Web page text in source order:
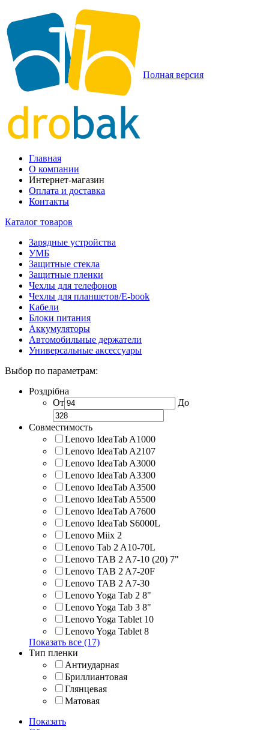
Полная версия
Главная
О компании
Интернет-магазин
Оплата и доставка
Контакты
Каталог товаров
Зарядные устройства
УМБ
Защитные стекла
Защитные пленки
Чехлы для телефонов
Чехлы для планшетов/E-book
Кабели
Блоки питания
Аккумуляторы
Автомобильные держатели
Универсальные аксессуары
Выбор по параметрам:
Роздрібна
От
До
Совместимость
Lenovo IdeaTab A1000
Lenovo IdeaTab A2107
Lenovo IdeaTab A3000
Lenovo IdeaTab A3300
Lenovo IdeaTab A3500
Lenovo IdeaTab A5500
Lenovo IdeaTab A7600
Lenovo IdeaTab S6000L
Lenovo Miix 2
Lenovo Tab 2 A10-70L
Lenovo TAB 2 A7-10 (20) 7"
Lenovo TAB 2 A7-20F
Lenovo TAB 2 A7-30
Lenovo Yoga Tab 2 8"
Lenovo Yoga Tab 3 8"
Lenovo Yoga Tablet 10
Lenovo Yoga Tablet 8
Показать все (17)
Тип пленки
Антиударная
Бриллиантовая
Глянцевая
Матовая
Показать